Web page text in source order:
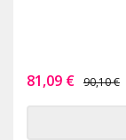
81,09 € 90,10 €